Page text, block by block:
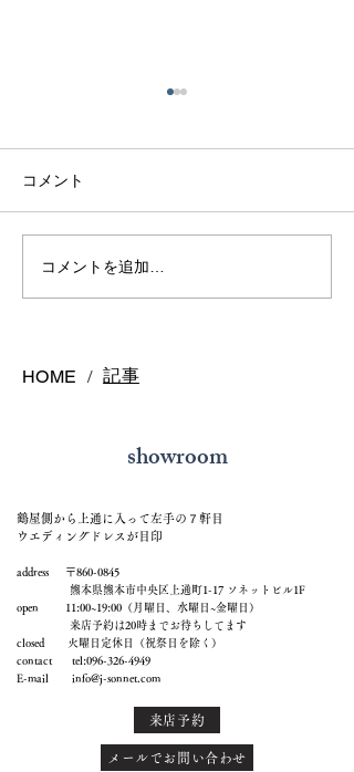
熊本で結婚指輪を選ぶ予
算はどれくらい？相場と
コメント
コメントを追加…
HOME / 記事
showroom
鶴屋側から上通に入って左手の７軒目
ウエディングドレスが目印
address 〒860-0845
熊本県熊本市中央区上通町1-17 ソネットビル1F
open 11:00~19:00（月曜日、水曜日~金曜日）
来店予約は20時までお待ちしてます
closed 火曜日定休日（祝祭日を除く）
contact tel:096-326-4949
E-mail info@j-sonnet.com
来店予約
メールでお問い合わせ